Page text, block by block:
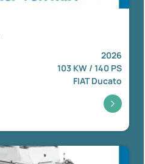
2026
103 KW / 140 PS
FIAT Ducato